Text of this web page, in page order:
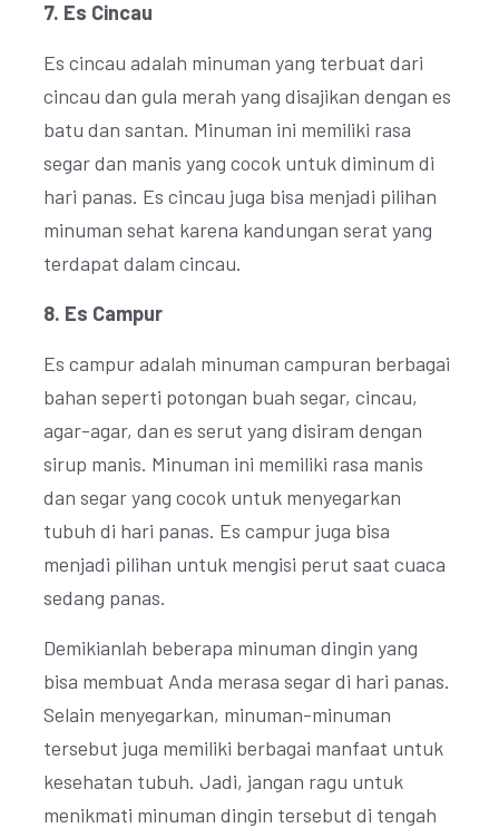
7. Es Cincau
Es cincau adalah minuman yang terbuat dari
cincau dan gula merah yang disajikan dengan es
batu dan santan. Minuman ini memiliki rasa
segar dan manis yang cocok untuk diminum di
hari panas. Es cincau juga bisa menjadi pilihan
minuman sehat karena kandungan serat yang
terdapat dalam cincau.
8. Es Campur
Es campur adalah minuman campuran berbagai
bahan seperti potongan buah segar, cincau,
agar-agar, dan es serut yang disiram dengan
sirup manis. Minuman ini memiliki rasa manis
dan segar yang cocok untuk menyegarkan
tubuh di hari panas. Es campur juga bisa
menjadi pilihan untuk mengisi perut saat cuaca
sedang panas.
Demikianlah beberapa minuman dingin yang
bisa membuat Anda merasa segar di hari panas.
Selain menyegarkan, minuman-minuman
tersebut juga memiliki berbagai manfaat untuk
kesehatan tubuh. Jadi, jangan ragu untuk
menikmati minuman dingin tersebut di tengah